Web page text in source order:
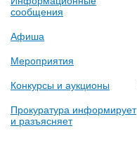
сообщения
Афиша
Мероприятия
Конкурсы и аукционы
Прокуратура информирует
и разъясняет